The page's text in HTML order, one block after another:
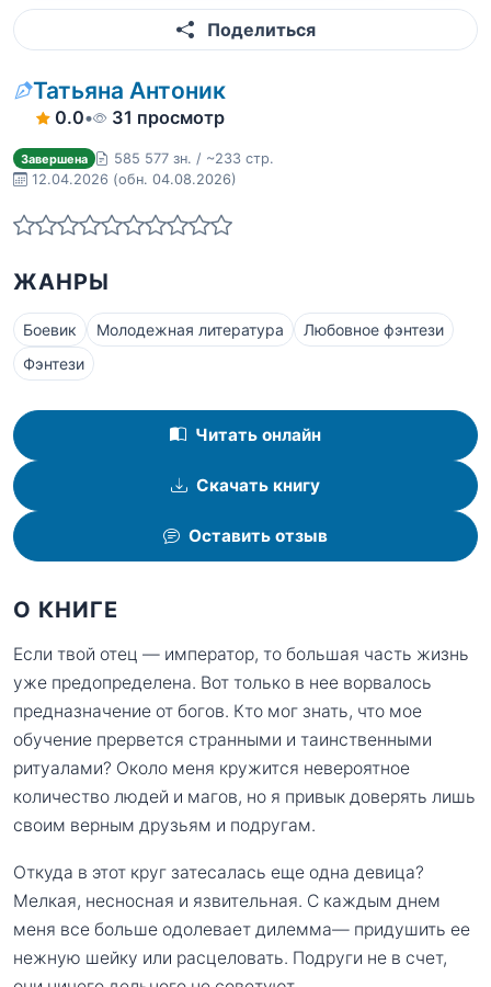
Поделиться
Татьяна Антоник
0.0• 31 просмотр
Завершена
585 577 зн. / ~233 стр.
12.04.2026 (обн. 04.08.2026)
ЖАНРЫ
Боевик Молодежная литература
Любовное фэнтези
Фэнтези
Читать онлайн
Скачать книгу
Оставить отзыв
О КНИГЕ
Если твой отец — император, то большая часть жизнь
уже предопределена. Вот только в нее ворвалось
предназначение от богов. Кто мог знать, что мое
обучение прервется странными и таинственными
ритуалами? Около меня кружится невероятное
количество людей и магов, но я привык доверять лишь
своим верным друзьям и подругам.
Откуда в этот круг затесалась еще одна девица?
Мелкая, несносная и язвительная. С каждым днем
меня все больше одолевает дилемма— придушить ее
нежную шейку или расцеловать. Подруги не в счет,